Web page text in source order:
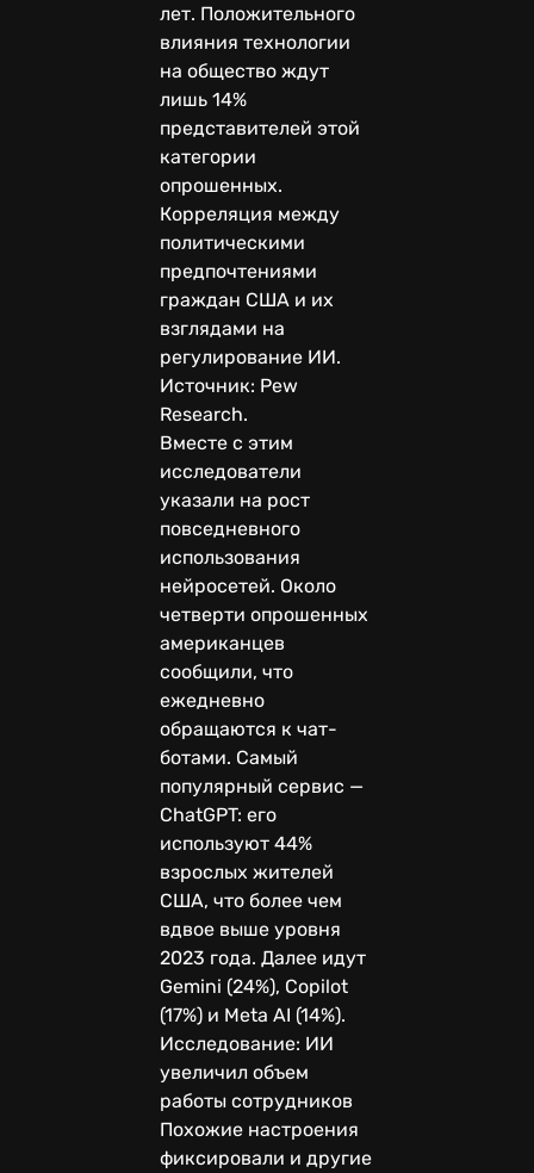
лет. Положительного
влияния технологии
на общество ждут
лишь 14%
представителей этой
категории
опрошенных.
Корреляция между
политическими
предпочтениями
граждан США и их
взглядами на
регулирование ИИ.
Источник: Pew
Research.
Вместе с этим
исследователи
указали на рост
повседневного
использования
нейросетей. Около
четверти опрошенных
американцев
сообщили, что
ежедневно
обращаются к чат-
ботами. Самый
популярный сервис —
ChatGPT: его
используют 44%
взрослых жителей
США, что более чем
вдвое выше уровня
2023 года. Далее идут
Gemini (24%), Copilot
(17%) и Meta AI (14%).
Исследование: ИИ
увеличил объем
работы сотрудников
Похожие настроения
фиксировали и другие